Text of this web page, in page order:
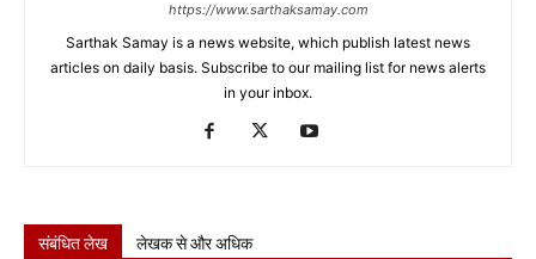
https://www.sarthaksamay.com
Sarthak Samay is a news website, which publish latest news
articles on daily basis. Subscribe to our mailing list for news alerts
in your inbox.
संबंधित लेख लेखक से और अधिक